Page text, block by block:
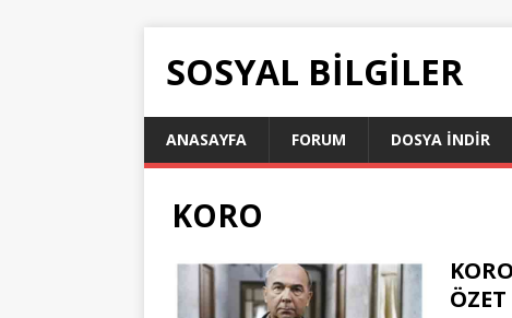
SOSYAL BILGILER
ANASAYFA FORUM DOSYA İNDIR
KORO
ÖZET